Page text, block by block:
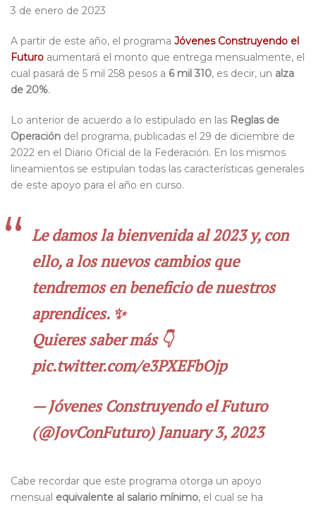
3 de enero de 2023
A partir de este año, el programa Jóvenes Construyendo el
Futuro aumentará el monto que entrega mensualmente, el
cual pasará de 5 mil 258 pesos a 6 mil 310, es decir, un alza
de 20%.
Lo anterior de acuerdo a lo estipulado en las Reglas de
Operación del programa, publicadas el 29 de diciembre de
2022 en el Diario Oficial de la Federación. En los mismos
lineamientos se estipulan todas las características generales
de este apoyo para el año en curso.
Le damos la bienvenida al 2023 y, con
ello, a los nuevos cambios que
tendremos en beneficio de nuestros
aprendices. ✨
Quieres saber más 👇
pic.twitter.com/e3PXEFbOjp
— Jóvenes Construyendo el Futuro
(@JovConFuturo) January 3, 2023
Cabe recordar que este programa otorga un apoyo
mensual equivalente al salario mínimo, el cual se ha